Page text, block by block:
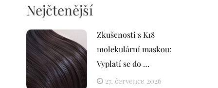
Nejčtenější
Zkušenosti s K18
molekulární maskou:
Vyplatí se do …
27. července 2026